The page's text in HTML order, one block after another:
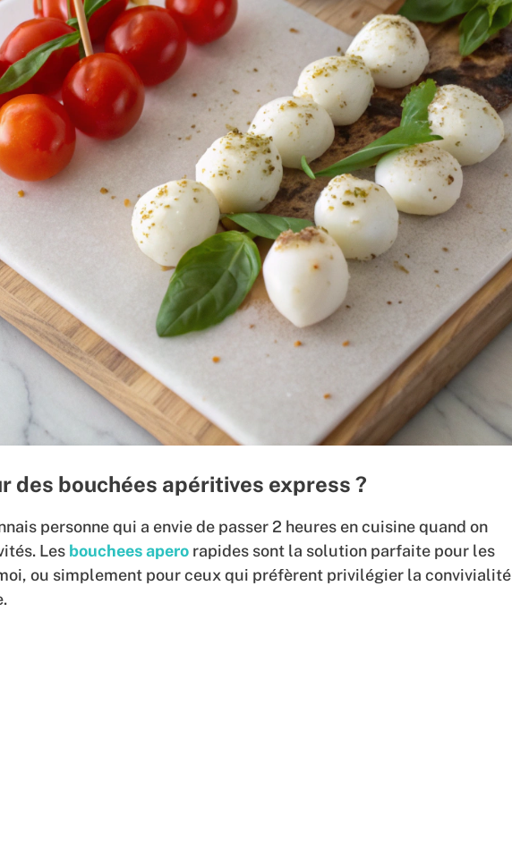
des bouchées apéritives express ?
personne qui a envie de passer 2 heures en cuisine quand on
Les bouchees apero rapides sont la solution parfaite pour les
ou simplement pour ceux qui préfèrent privilégier la convivialité